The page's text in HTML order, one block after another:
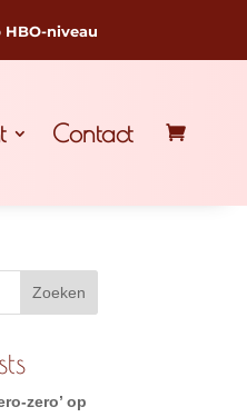
niveau
Contact
Zoeken
zero’ op